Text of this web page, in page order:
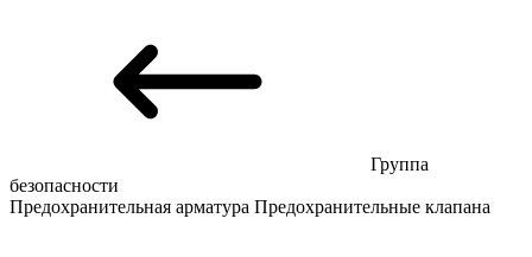
Группа
безопасности
Предохранительная арматура Предохранительные клапана